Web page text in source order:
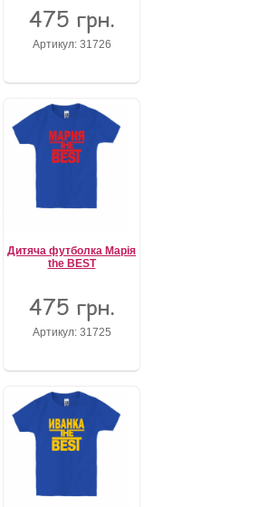
475 грн.
Артикул: 31726
Дитяча футболка Марія
the BEST
475 грн.
Артикул: 31725